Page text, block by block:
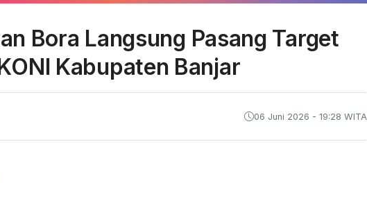
Bora Langsung Pasang Target
Kabupaten Banjar
06 Juni 2026 - 19:28 WITA